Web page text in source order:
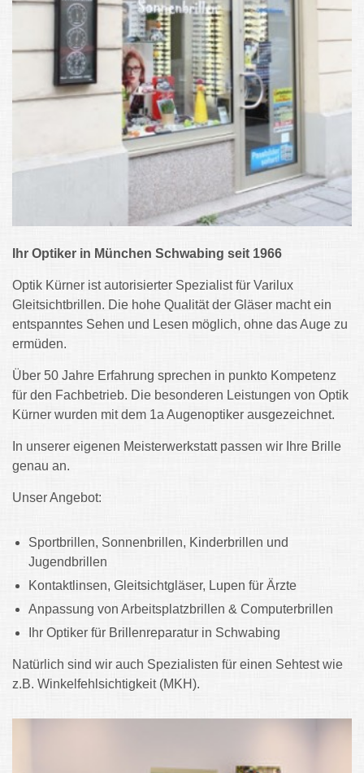
Ihr Optiker in München Schwabing seit 1966
Optik Kürner ist autorisierter Spezialist für Varilux
Gleitsichtbrillen. Die hohe Qualität der Gläser macht ein
entspanntes Sehen und Lesen möglich, ohne das Auge zu
ermüden.
Über 50 Jahre Erfahrung sprechen in punkto Kompetenz
für den Fachbetrieb. Die besonderen Leistungen von Optik
Kürner wurden mit dem 1a Augenoptiker ausgezeichnet.
In unserer eigenen Meisterwerkstatt passen wir Ihre Brille
genau an.
Unser Angebot:
Sportbrillen, Sonnenbrillen, Kinderbrillen und
Jugendbrillen
Kontaktlinsen, Gleitsichtgläser, Lupen für Ärzte
Anpassung von Arbeitsplatzbrillen & Computerbrillen
Ihr Optiker für Brillenreparatur in Schwabing
Natürlich sind wir auch Spezialisten für einen Sehtest wie
z.B. Winkelfehlsichtigkeit (MKH).